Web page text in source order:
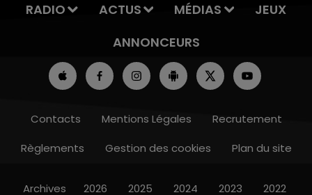
RADIO ACTUS MÉDIAS
JEUX
ANNONCEURS
Contacts Mentions Légales
Recrutement
Règlements
Gestion des cookies Plan du site
Archives 2026 2025 2024 2023 2022